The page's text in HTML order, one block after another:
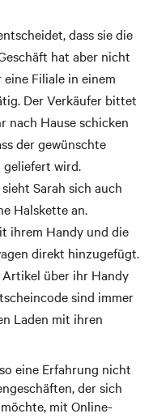
dass sie die
hat aber nicht
Filiale in einem
Der Verkäufer bittet
nach Hause schicken
der gewünschte
wird.
Sarah sich auch
Halskette an.
ihrem Handy und die
direkt hinzugefügt.
über ihr Handy
sind immer
Laden mit ihren
eine Erfahrung nicht
der sich
mit Online-